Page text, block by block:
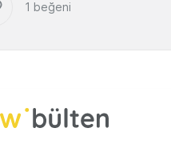
1 beğeni